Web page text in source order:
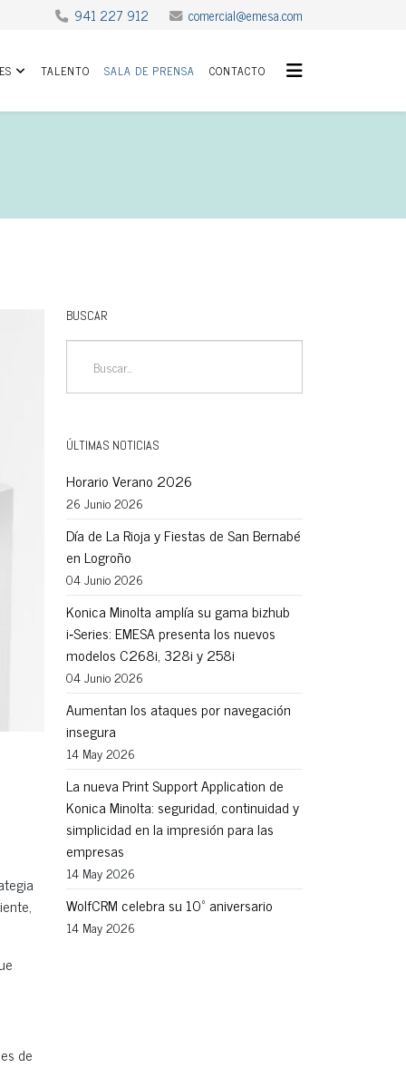
941 227 912 comercial@emesa.com
TALENTO SALA DE PRENSA CONTACTO
de
BUSCAR
ÚLTIMAS NOTICIAS
Horario Verano 2026
26 Junio 2026
Día de La Rioja y Fiestas de San Bernabé
en Logroño
04 Junio 2026
Konica Minolta amplía su gama bizhub
i‑Series: EMESA presenta los nuevos
modelos C268i, 328i y 258i
04 Junio 2026
Aumentan los ataques por navegación
insegura
14 May 2026
La nueva Print Support Application de
Konica Minolta: seguridad, continuidad y
simplicidad en la impresión para las
empresas
14 May 2026
WolfCRM celebra su 10º aniversario
14 May 2026